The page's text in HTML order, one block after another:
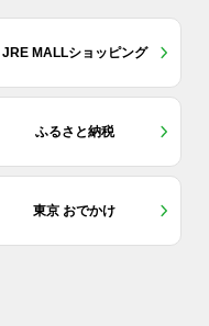
JRE MALLショッピング
ふるさと納税
東京 おでかけ